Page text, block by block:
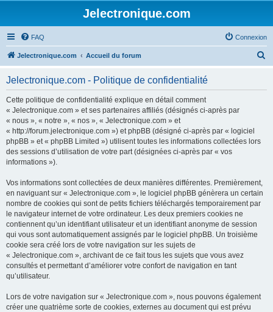
Jelectronique.com
FAQ Connexion
Jelectronique.com Accueil du forum
Jelectronique.com - Politique de confidentialité
Cette politique de confidentialité explique en détail comment
« Jelectronique.com » et ses partenaires affiliés (désignés ci-après par
« nous », « notre », « nos », « Jelectronique.com » et
« http://forum.jelectronique.com ») et phpBB (désigné ci-après par « logiciel
phpBB » et « phpBB Limited ») utilisent toutes les informations collectées lors
des sessions d’utilisation de votre part (désignées ci-après par « vos
informations »).
Vos informations sont collectées de deux manières différentes. Premièrement,
en naviguant sur « Jelectronique.com », le logiciel phpBB génèrera un certain
nombre de cookies qui sont de petits fichiers téléchargés temporairement par
le navigateur internet de votre ordinateur. Les deux premiers cookies ne
contiennent qu’un identifiant utilisateur et un identifiant anonyme de session
qui vous sont automatiquement assignés par le logiciel phpBB. Un troisième
cookie sera créé lors de votre navigation sur les sujets de
« Jelectronique.com », archivant de ce fait tous les sujets que vous avez
consultés et permettant d’améliorer votre confort de navigation en tant
qu’utilisateur.
Lors de votre navigation sur « Jelectronique.com », nous pouvons également
créer une quatrième sorte de cookies, externes au document qui est prévu